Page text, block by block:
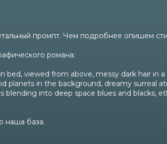
промпт. Чем подробнее опишем
романа:
bed, viewed from above, messy dark hair in
planets in the background, dreamy surreal
blending into deep space blues and blacks,
наша база.